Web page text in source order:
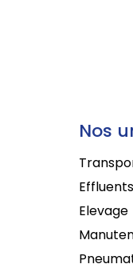
Nos
Effluents
Elevage